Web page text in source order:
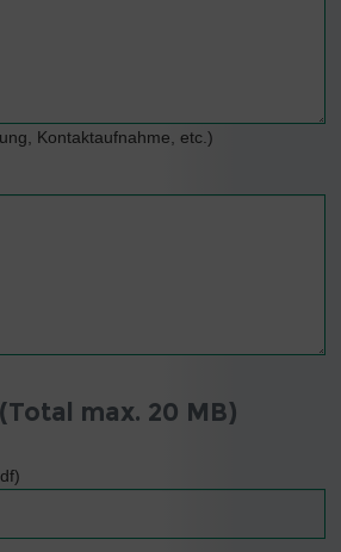
Kontaktaufnahme, etc.)
max. 20 MB)